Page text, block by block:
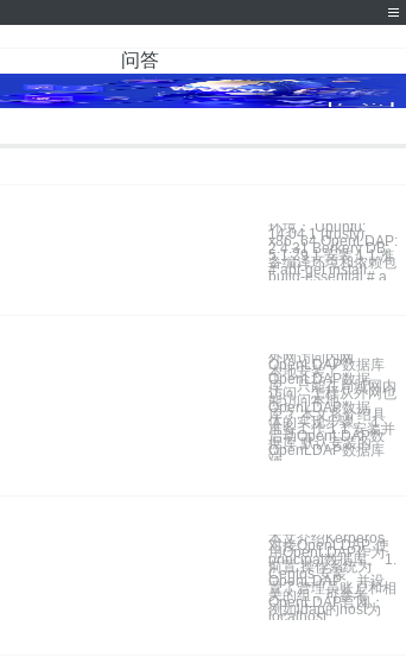
问答
环境： Ubuntu:
14.04.1 (trusty),
x86_64 OpenLDAP:
2.4.31 Berkery DB:
5.1.29 1 安装 1.1 准
备编译环境和依赖包
# apt-get install
build-essential # a
外网访问内网
OpenLDAP数据库
本地安装了
OpenLDAP数据
库，只能在局域网内
访问，怎样从外网也
能访问本地
OpenLDAP数据
库？ 本文将介绍具
体的实现步骤。 1.
准备工作 1.1 安装并
启动OpenLDAP数
据库 默认安装的
OpenLDAP数据库
端
本文介绍Kerberos
对接OpenLDAP, 使
用OpenLDAP作为
principal数据库。 1.
前置 操作系统为
Centos 安装
OpenLDAP，并设
置了管理员账户和相
关的组，可参考
OpenLDAP官网；
例如ldap的host为
localhost